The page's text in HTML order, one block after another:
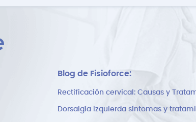
Blog de Fisioforce:
Rectificación cervical: Causas y
Dorsalgía izquierda síntomas y